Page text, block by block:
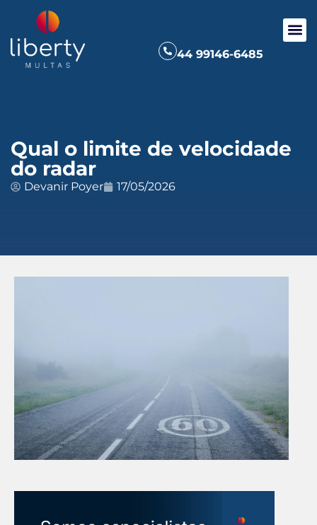
44 99146-6485
Qual o limite de velocidade
do radar
Devanir Poyer 17/05/2026